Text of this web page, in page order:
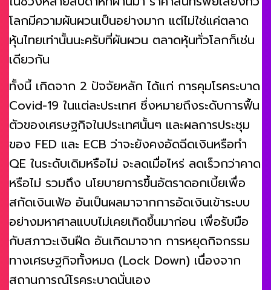
โลกมีความผันผวนเป็นอย่างมาก แต่ไม่ใช่แค่ตลาด
หุ้นไทยเท่านั้นนะครับที่ผันผวน ตลาดหุ้นทั่วโลกก็เช่น
เดียวกัน
ทั้งนี้ เกิดจาก 2 ปัจจัยหลัก ได้แก่ การคุมโรคระบาด
Covid-19 ในแต่ละประเทศ ซึ่งหมายถึงระดับการฟื้น
ตัวของเศรษฐกิจในประเทศนั้นๆ และผลการประชุม
ของ FED และ ECB ว่าจะยังคงอัดฉีดเงินหรือทำ
QE ในระดับเดิมหรือไม่ จะลดเมื่อไหร่ ลดเร็วกว่าคาด
หรือไม่ รวมถึง นโยบายการขึ้นอัตราดอกเบี้ยเพื่อ
สกัดเงินเฟ้อ อันเป็นผลมาจากการอัดเงินเข้าระบบ
อย่างมหาศาลแบบไม่เคยเกิดขึ้นมาก่อน เพื่อรับมือ
กับสภาวะเงินฝืด อันเกิดมาจาก การหยุดกิจกรรม
ทางเศรษฐกิจทั้งหมด (Lock Down) เนื่องจาก
สถานการณ์โรคระบาดนั่นเอง